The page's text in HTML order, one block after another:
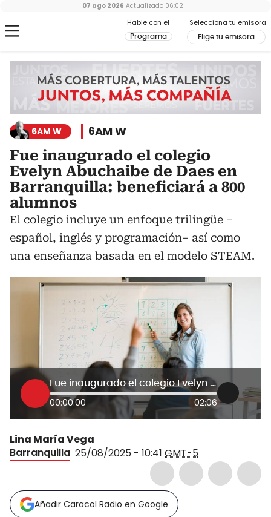
Hable con el
Programa
Selecciona tu emisora
Elige tu emisora
07 ago 2026 Actualizado 06:02
6AM W 6AM W
Fue inaugurado el colegio
Evelyn Abuchaibe de Daes en
Barranquilla: beneficiará a 800
alumnos
El colegio incluye un enfoque trilingüe –
español, inglés y programación– así como
una enseñanza basada en el modelo STEAM.
Fue inaugurado el colegio Evelyn Abuchaibe de Daes en Barranquilla: beneficiará a 800 alumnos
00:00:00 02:06
Lina María Vega
Barranquilla 25/08/2025 - 10:41 GMT-5
Añadir Caracol Radio en Google